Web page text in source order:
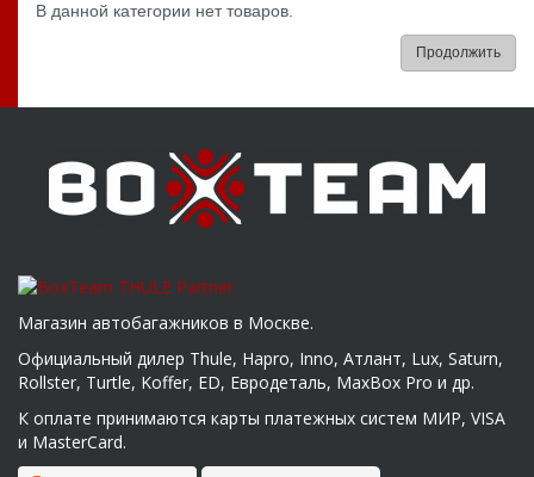
В данной категории нет товаров.
Продолжить
Магазин автобагажников в Москве.
Официальный дилер Thule, Hapro, Inno, Атлант, Lux, Saturn,
Rollster, Turtle, Koffer, ED, Евродеталь, MaxBox Pro и др.
К оплате принимаются карты платежных систем МИР, VISA
и MasterCard.